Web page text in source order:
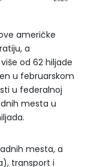
američke
a
od 62 hiljade
u februarskom
u federalnoj
mesta u
mesta, a
transport i